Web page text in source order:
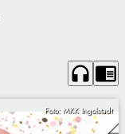
headphones chrome_reader_mode
Foto: MKK Ingolstadt